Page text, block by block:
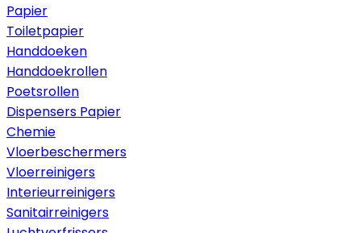
Papier
Toiletpapier
Handdoeken
Handdoekrollen
Poetsrollen
Dispensers Papier
Chemie
Vloerbeschermers
Vloerreinigers
Interieurreinigers
Sanitairreinigers